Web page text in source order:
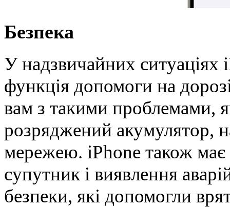
Безпека
У надзвичайних
функція допомоги на
вам з такими проблемами,
розряджений акумулятор,
мережею. iPhone також має
супутник і виявлення
безпеки, які допомогли